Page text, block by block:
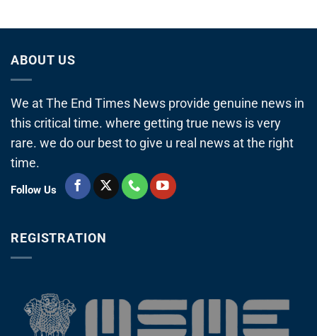
ABOUT US
We at The End Times News provide genuine news in
this critical time. where getting true news is very
rare. we do our best to give u real news at the right
time.
Follow Us
REGISTRATION